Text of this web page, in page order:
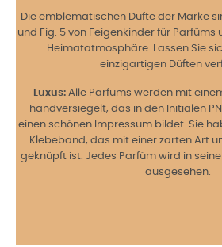
Die emblematischen Düfte der Marke
und Fig. 5 von Feigenkinder für
Heimatatmosphäre. Lassen Sie
einzigartigen Düften
Luxus: Alle Parfums werden mit
handversiegelt, das in den Initialen
einen schönen Impressum bildet. Sie
Klebeband, das mit einer zarten Art
geknüpft ist. Jedes Parfüm wird in
ausgesehen.